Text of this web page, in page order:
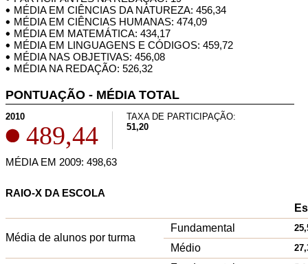
MÉDIA EM CIÊNCIAS DA NATUREZA: 456,34
MÉDIA EM CIÊNCIAS HUMANAS: 474,09
MÉDIA EM MATEMÁTICA: 434,17
MÉDIA EM LINGUAGENS E CÓDIGOS: 459,72
MÉDIA NAS OBJETIVAS: 456,08
MÉDIA NA REDAÇÃO: 526,32
PONTUAÇÃO - MÉDIA TOTAL
2010
489,44
TAXA DE PARTICIPAÇÃO:
51,20
MÉDIA EM 2009: 498,63
RAIO-X DA ESCOLA
Média de alunos por turma
Fundamental
Médio